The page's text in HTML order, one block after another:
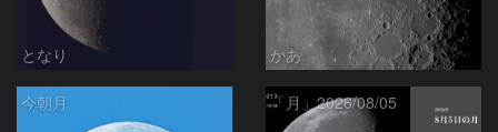
となり かあ
今朝月 「月」2026/08/05